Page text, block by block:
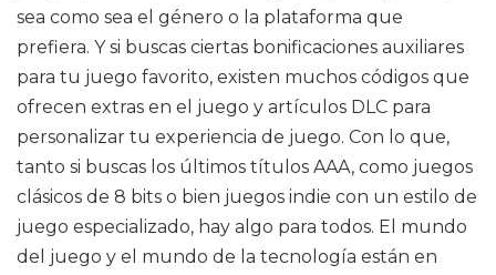
sea como sea el género o la plataforma que
prefiera. Y si buscas ciertas bonificaciones auxiliares
para tu juego favorito, existen muchos códigos que
ofrecen extras en el juego y artículos DLC para
personalizar tu experiencia de juego. Con lo que,
tanto si buscas los últimos títulos AAA, como juegos
clásicos de 8 bits o bien juegos indie con un estilo de
juego especializado, hay algo para todos. El mundo
del juego y el mundo de la tecnología están en